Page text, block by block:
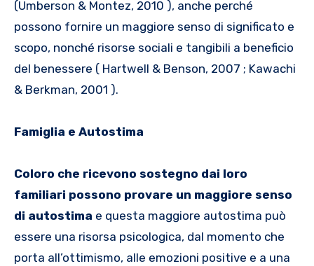
(Umberson & Montez, 2010 ), anche perché
possono fornire un maggiore senso di significato e
scopo, nonché risorse sociali e tangibili a beneficio
del benessere ( Hartwell & Benson, 2007 ; Kawachi
& Berkman, 2001 ).
Famiglia e Autostima
Coloro che ricevono sostegno dai loro
familiari possono provare un maggiore senso
di autostima e questa maggiore autostima può
essere una risorsa psicologica, dal momento che
porta all’ottimismo, alle emozioni positive e a una